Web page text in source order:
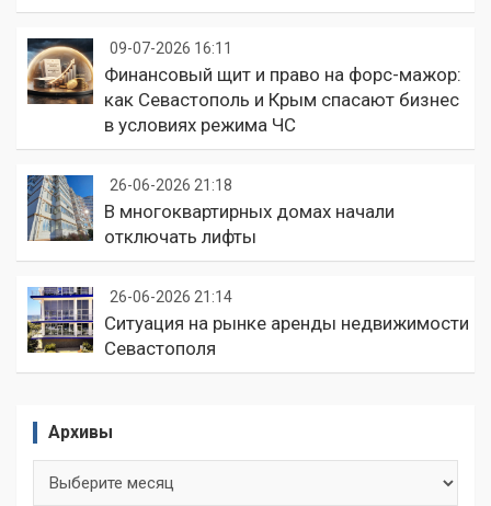
09-07-2026 16:11
Финансовый щит и право на форс-мажор:
как Севастополь и Крым спасают бизнес
в условиях режима ЧС
26-06-2026 21:18
В многоквартирных домах начали
отключать лифты
26-06-2026 21:14
Ситуация на рынке аренды недвижимости
Севастополя
Архивы